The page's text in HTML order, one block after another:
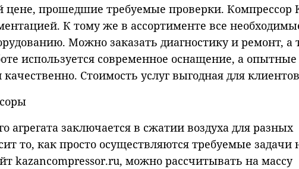
цене, прошедшие требуемые проверки. Компрессор
К тому же в ассортименте все
Можно заказать диагностику и ремонт, а
используется современное оснащение, а опытные
Стоимость услуг выгодная для
агрегата заключается в сжатии воздуха для разных
то, как просто осуществляются требуемые задачи
kazancompressor.ru, можно рассчитывать на массу